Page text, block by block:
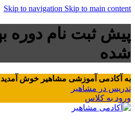
Skip to navigation Skip to main content
پیش ثبت نام دوره
شده
به آکادمی آموزشی مشاهیر خوش آمدید
تدریس در مشاهیر
ورود به کلاس